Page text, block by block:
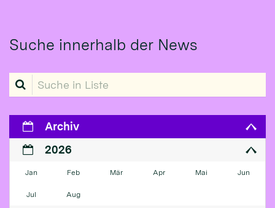
Suche innerhalb der News
Suche in Liste
Archiv
2026
Jan Feb Mär Apr Mai Jun
Jul Aug